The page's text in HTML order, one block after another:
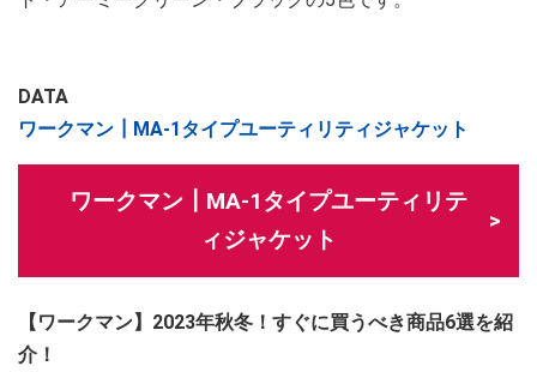
DATA
ワークマン┃MA-1タイプユーティリティジャケット
ワークマン┃MA-1タイプユーティリテ
ィジャケット
【ワークマン】2023年秋冬！すぐに買うべき商品6選を紹
介！